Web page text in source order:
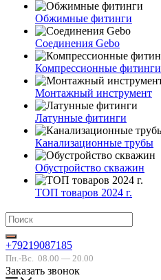
Обжимные фитинги
Соединения Gebo
Компрессионные фитинги
Монтажный инструмент
Латунные фитинги
Канализационные трубы
Обустройство скважин
ТОП товаров 2024 г.
+79219087185
Пн.-Вс. 08.00 — 20.00
Заказать звонок